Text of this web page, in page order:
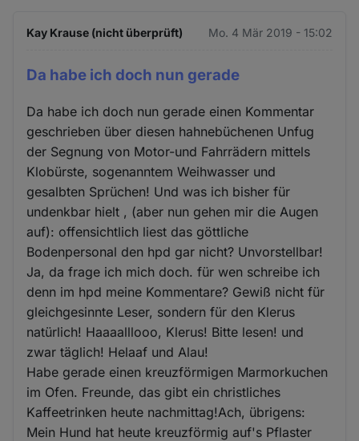
Kay Krause (nicht überprüft) Mo. 4 Mär 2019 - 15:02
Da habe ich doch nun gerade
Da habe ich doch nun gerade einen Kommentar
geschrieben über diesen hahnebüchenen Unfug
der Segnung von Motor-und Fahrrädern mittels
Klobürste, sogenanntem Weihwasser und
gesalbten Sprüchen! Und was ich bisher für
undenkbar hielt , (aber nun gehen mir die Augen
auf): offensichtlich liest das göttliche
Bodenpersonal den hpd gar nicht? Unvorstellbar!
Ja, da frage ich mich doch. für wen schreibe ich
denn im hpd meine Kommentare? Gewiß nicht für
gleichgesinnte Leser, sondern für den Klerus
natürlich! Haaaalllooo, Klerus! Bitte lesen! und
zwar täglich! Helaaf und Alau!
Habe gerade einen kreuzförmigen Marmorkuchen
im Ofen. Freunde, das gibt ein christliches
Kaffeetrinken heute nachmittag!Ach, übrigens:
Mein Hund hat heute kreuzförmig auf's Pflaster